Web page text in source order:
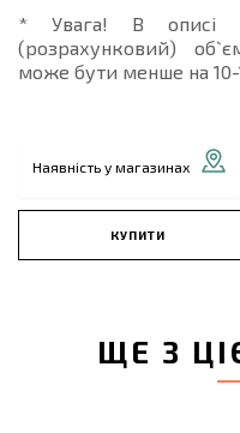
* Увага! В описі
(розрахунковий)
може бути менше на 10-
Наявність у магазинах
КУПИТИ
ЩЕ З